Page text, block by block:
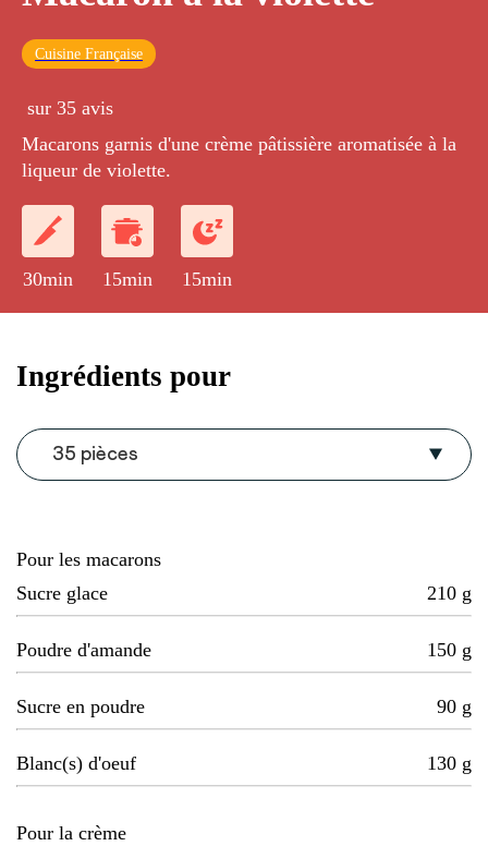
Cuisine Française
sur 35 avis
Macarons garnis d'une crème pâtissière aromatisée à la
liqueur de violette.
30min 15min 15min
Ingrédients pour
35 pièces
Pour les macarons
Sucre glace
210 g
Poudre d'amande 150 g
Sucre en poudre 90 g
Blanc(s) d'oeuf 130 g
Pour la crème